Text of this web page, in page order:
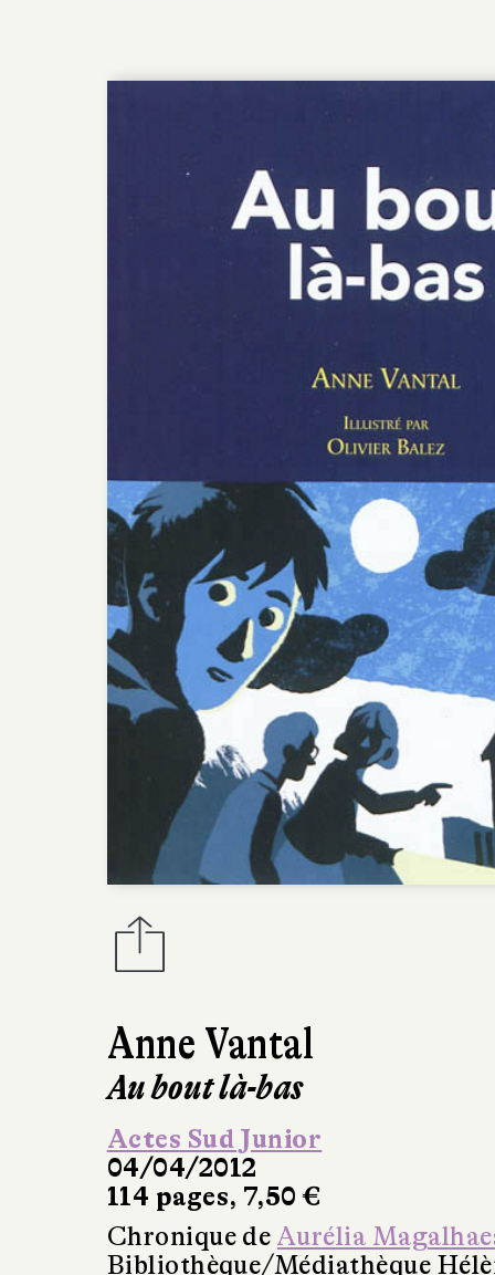
Anne Vantal
Au bout là-bas
Actes Sud Junior
04/04/2012
114 pages, 7,50 €
Chronique de Aurélia
Bibliothèque/Médiathèque